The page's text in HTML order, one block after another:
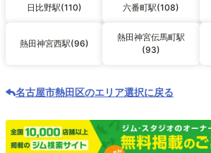
日比野駅(110) 六番町駅(108)
熱田神宮西駅(96)
熱田神宮伝馬町駅
(93)
名古屋市熱田区のエリア選択に戻る